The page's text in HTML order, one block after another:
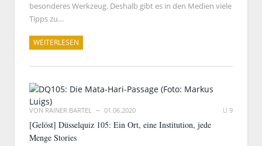
besonderes Werkzeug. Deshalb gibt es in den Medien viele
Tipps zu…
WEITERLESEN
VON RAINER BARTEL 01.06.2020 9
[Gelöst] Düsselquiz 105: Ein Ort, eine Institution, jede
Menge Stories